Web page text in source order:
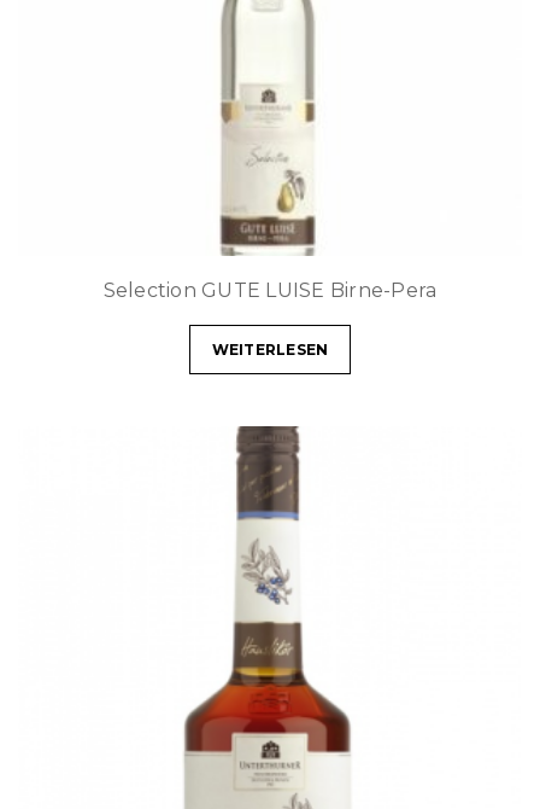
Selection GUTE LUISE Birne-Pera
WEITERLESEN